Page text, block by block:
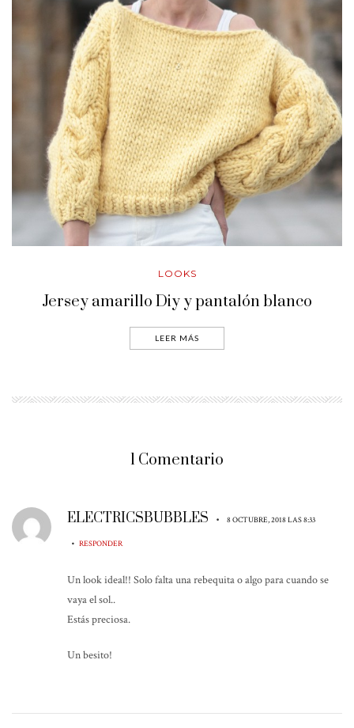
LOOKS
Jersey amarillo Diy y pantalón blanco
LEER MÁS
1 Comentario
ELECTRICSBUBBLES • 8 OCTUBRE, 2018 LAS 8:33
• RESPONDER
Un look ideal!! Solo falta una rebequita o algo para cuando se
vaya el sol..
Estás preciosa.
Un besito!